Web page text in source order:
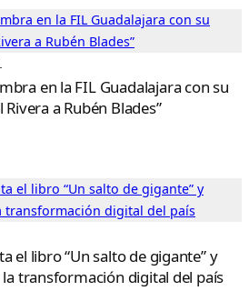
en la FIL Guadalajara con su
a Rubén Blades”
el libro “Un salto de gigante” y
transformación digital del país